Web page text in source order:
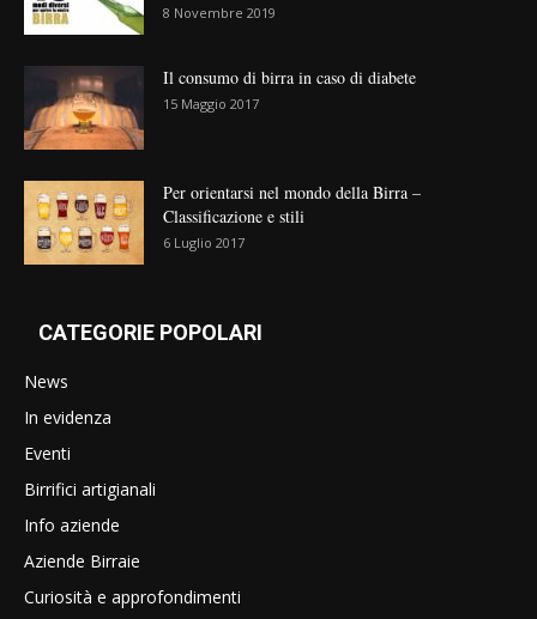
8 Novembre 2019
Il consumo di birra in caso di diabete
15 Maggio 2017
Per orientarsi nel mondo della Birra –
Classificazione e stili
6 Luglio 2017
CATEGORIE POPOLARI
News
In evidenza
Eventi
Birrifici artigianali
Info aziende
Aziende Birraie
Curiosità e approfondimenti